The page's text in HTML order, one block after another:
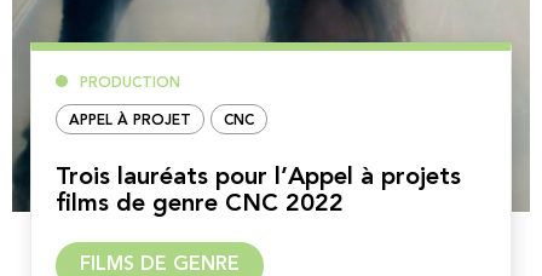
PRODUCTION
APPEL À PROJET CNC
Trois lauréats pour l’Appel à projets
films de genre CNC 2022
FILMS DE GENRE